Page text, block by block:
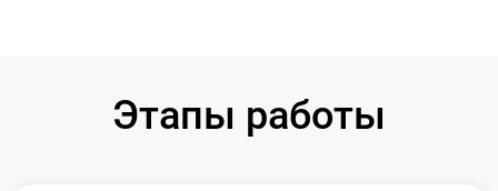
Этапы работы